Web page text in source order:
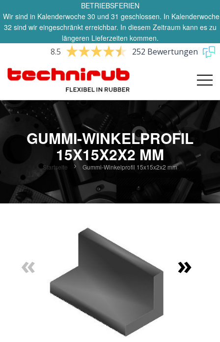
BETRIEBSFERIEN
Wir sind in Kalenderwoche 30 und 31 geschlossen. In Kalenderwoche
32 sind wir eingeschränkt erreichbar. In diesem Zeitraum kann es zu
längeren Lieferzeiten kommen.
8.5 252 Bewertungen
GUMMI-WINKELPROFIL
15X15X2X2 MM
Startseite Gummi-Winkelprofil 15x15x2x2 mm
« »